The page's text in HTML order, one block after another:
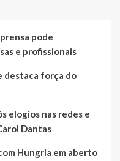
pode
e profissionais
destaca força do
elogios nas redes e
Dantas
Hungria em aberto